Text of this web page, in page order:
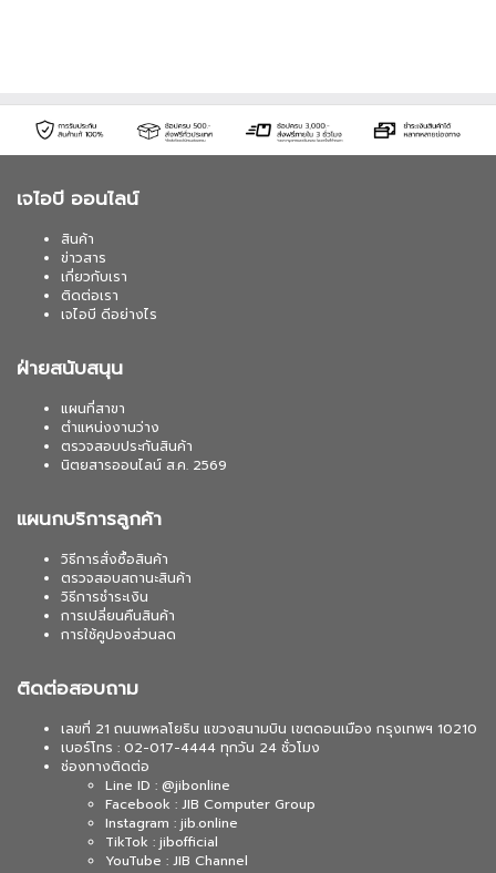
เจไอบี ออนไลน์
สินค้า
ข่าวสาร
เกี่ยวกับเรา
ติดต่อเรา
เจไอบี ดีอย่างไร
ฝ่ายสนับสนุน
แผนที่สาขา
ตำแหน่งงานว่าง
ตรวจสอบประกันสินค้า
นิตยสารออนไลน์ ส.ค. 2569
แผนกบริการลูกค้า
วิธีการสั่งซื้อสินค้า
ตรวจสอบสถานะสินค้า
วิธีการชำระเงิน
การเปลี่ยนคืนสินค้า
การใช้คูปองส่วนลด
ติดต่อสอบถาม
เลขที่ 21 ถนนพหลโยธิน แขวงสนามบิน เขตดอนเมือง กรุงเทพฯ 10210
เบอร์โทร : 02-017-4444 ทุกวัน 24 ชั่วโมง
ช่องทางติดต่อ
Line ID : @jibonline
Facebook : JIB Computer Group
Instagram : jib.online
TikTok : jibofficial
YouTube : JIB Channel